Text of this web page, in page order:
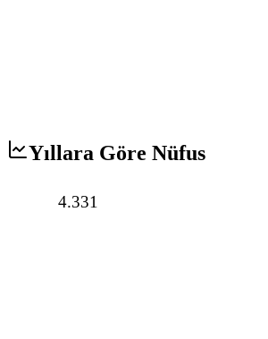
Yıllara Göre Nüfus
4.331